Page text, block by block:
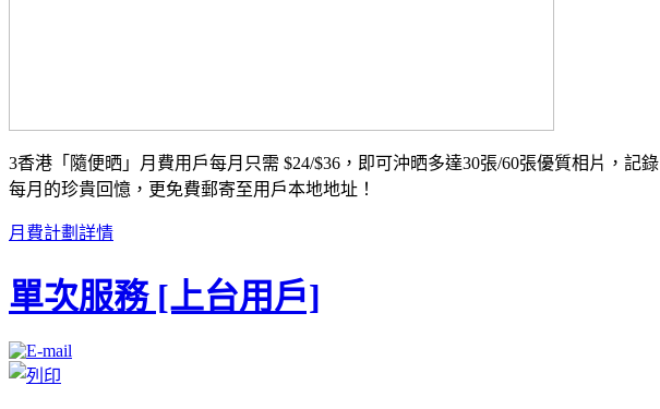
3香港「隨便晒」月費用戶每月只需 $24/$36，即可沖晒多達30張/60張優質相片，記錄
每月的珍貴回憶，更免費郵寄至用戶本地地址！
月費計劃詳情
單次服務 [上台用戶]